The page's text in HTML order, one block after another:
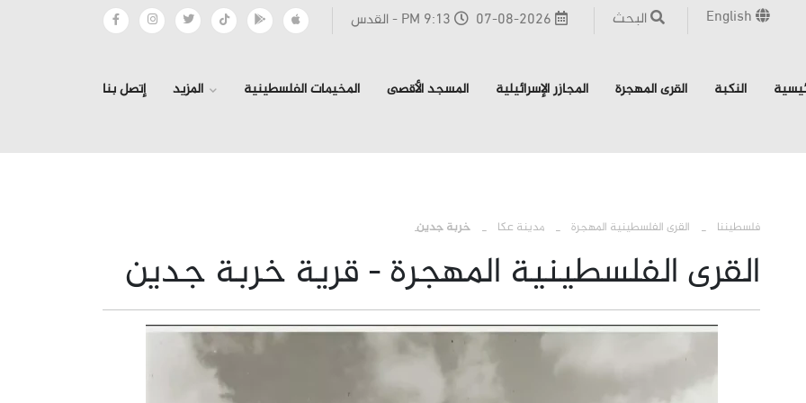
07-08-2026 9:13 PM - القدس البحث
النكبة القرى المهجرة المجازر الإسرائيلية المسجد الأقصى المخيمات الفلسطينية المزيد إتصل بنا
فلسطيننا › القرى الفلسطينية المهجرة مدينة عكا خربة جدين
القرى الفلسطينية المهجرة - قرية خربة جدين